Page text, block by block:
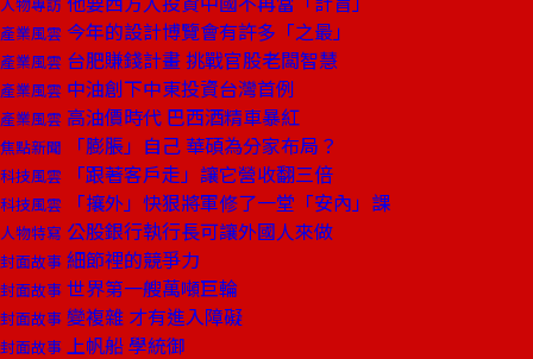
產業風雲 今年的設計博覽會有許多「之最」
產業風雲 台肥賺錢計畫 挑戰官股老闆智慧
產業風雲 中油創下中東投資台灣首例
產業風雲 高油價時代 巴西酒精車暴紅
焦點新聞 「膨脹」自己 華碩為分家布局？
科技風雲 「跟著客戶走」讓它營收翻三倍
科技風雲 「攘外」快狠將軍修了一堂「安內」課
人物特寫 公股銀行執行長可讓外國人來做
封面故事 細節裡的競爭力
封面故事 世界第一艘萬噸巨輪
封面故事 變複雜 才有進入障礙
封面故事 上帆船 學統御